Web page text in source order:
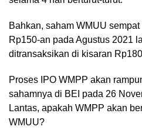
Bahkan, saham WMUU
Rp150-an pada Agustus 2021
ditransaksikan di kisaran
Proses IPO WMPP akan
sahamnya di BEI pada 26
Lantas, apakah WMPP akan
WMUU?